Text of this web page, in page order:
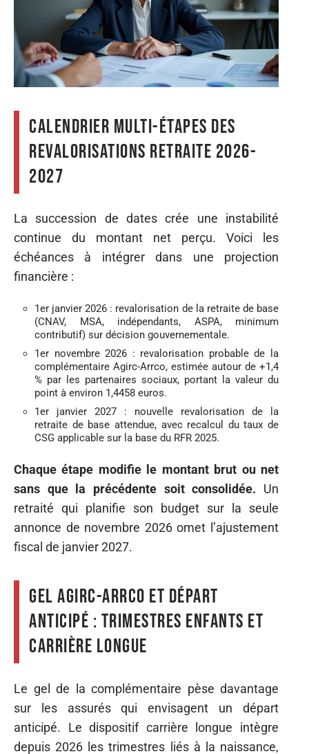
Calendrier multi-étapes des
revalorisations retraite 2026-
2027
La succession de dates crée une instabilité
continue du montant net perçu. Voici les
échéances à intégrer dans une projection
financière :
1er janvier 2026 : revalorisation de la retraite de base
(CNAV, MSA, indépendants, ASPA, minimum
contributif) sur décision gouvernementale.
1er novembre 2026 : revalorisation probable de la
complémentaire Agirc-Arrco, estimée autour de +1,4
% par les partenaires sociaux, portant la valeur du
point à environ 1,4458 euros.
1er janvier 2027 : nouvelle revalorisation de la
retraite de base attendue, avec recalcul du taux de
CSG applicable sur la base du RFR 2025.
Chaque étape modifie le montant brut ou net
sans que la précédente soit consolidée. Un
retraité qui planifie son budget sur la seule
annonce de novembre 2026 omet l’ajustement
fiscal de janvier 2027.
Gel Agirc-Arrco et départ
anticipé : trimestres enfants et
carrière longue
Le gel de la complémentaire pèse davantage
sur les assurés qui envisagent un départ
anticipé. Le dispositif carrière longue intègre
depuis 2026 les trimestres liés à la naissance,